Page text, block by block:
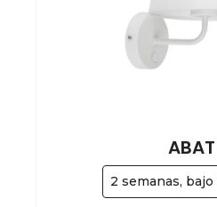
2 semanas,